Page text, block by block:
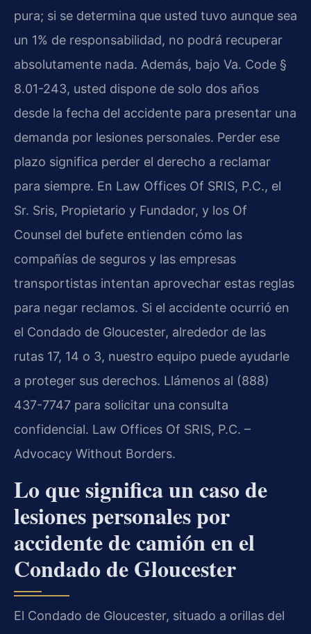
pura; si se determina que usted tuvo aunque sea
un 1% de responsabilidad, no podrá recuperar
absolutamente nada. Además, bajo Va. Code §
8.01-243, usted dispone de solo dos años
desde la fecha del accidente para presentar una
demanda por lesiones personales. Perder ese
plazo significa perder el derecho a reclamar
para siempre. En Law Offices Of SRIS, P.C., el
Sr. Sris, Propietario y Fundador, y los Of
Counsel del bufete entienden cómo las
compañías de seguros y las empresas
transportistas intentan aprovechar estas reglas
para negar reclamos. Si el accidente ocurrió en
el Condado de Gloucester, alrededor de las
rutas 17, 14 o 3, nuestro equipo puede ayudarle
a proteger sus derechos. Llámenos al (888)
437-7747 para solicitar una consulta
confidencial. Law Offices Of SRIS, P.C. –
Advocacy Without Borders.
Lo que significa un caso de
lesiones personales por
accidente de camión en el
Condado de Gloucester
El Condado de Gloucester, situado a orillas del